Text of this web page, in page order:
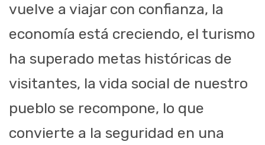
vuelve a viajar con confianza, la
economía está creciendo, el turismo
ha superado metas históricas de
visitantes, la vida social de nuestro
pueblo se recompone, lo que
convierte a la seguridad en una